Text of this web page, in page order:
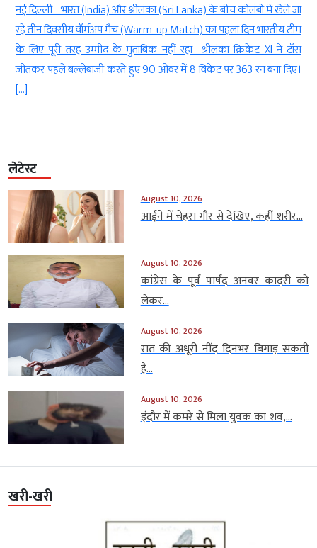
नई दिल्ली । भारत (India) और श्रीलंका (Sri Lanka) के बीच कोलंबो में खेले जा
रहे तीन दिवसीय वॉर्मअप मैच (Warm-up Match) का पहला दिन भारतीय टीम
के लिए पूरी तरह उम्मीद के मुताबिक नहीं रहा। श्रीलंका क्रिकेट XI ने टॉस
जीतकर पहले बल्लेबाजी करते हुए 90 ओवर में 8 विकेट पर 363 रन बना दिए।
[…]
लेटेस्ट
August 10, 2026
आईने में चेहरा गौर से देखिए, कहीं शरीर...
August 10, 2026
कांग्रेस के पूर्व पार्षद अनवर कादरी को
लेकर...
August 10, 2026
रात की अधूरी नींद दिनभर बिगाड़ सकती
है...
August 10, 2026
इंदौर में कमरे से मिला युवक का शव,...
खरी-खरी